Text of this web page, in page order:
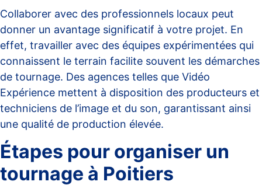
Collaborer avec des professionnels locaux peut
donner un avantage significatif à votre projet. En
effet, travailler avec des équipes expérimentées qui
connaissent le terrain facilite souvent les démarches
de tournage. Des agences telles que Vidéo
Expérience mettent à disposition des producteurs et
techniciens de l’image et du son, garantissant ainsi
une qualité de production élevée.
Étapes pour organiser un
tournage à Poitiers